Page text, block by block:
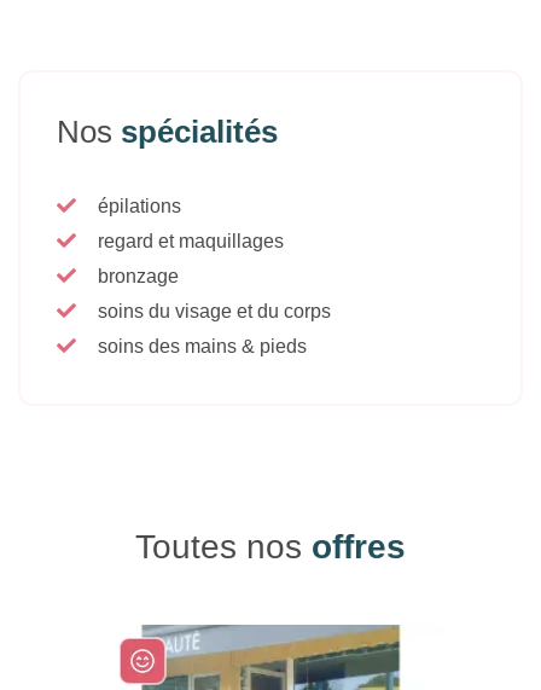
Nos spécialités
épilations
regard et maquillages
bronzage
soins du visage et du corps
soins des mains & pieds
Toutes nos offres